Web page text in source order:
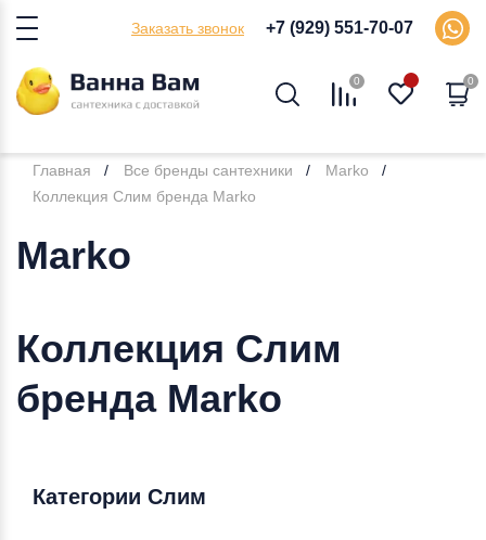
Заказать звонок +7 (929) 551-70-07
0 0
Главная Все бренды сантехники
Marko
Коллекция Слим бренда Marko
Marko
Коллекция Слим
бренда Marko
Категории Слим